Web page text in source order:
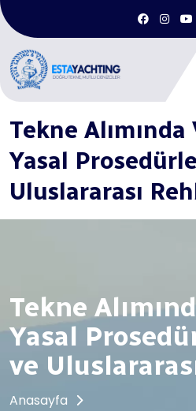
Anasayfa
/
Tekne Alımında Vergi ve
Uluslararası Rehber
Tekne
Yasal
Uluslararası
Tekne
Yasal
ve
Anasayfa